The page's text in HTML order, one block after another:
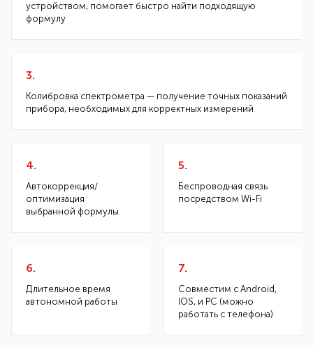
устройством, помогает быстро найти подходящую
формулу
3.
Колибровка спектрометра — получение точных показаний
прибора, необходимых для корректных измерений
4.
Автокоррекция/
оптимизация
выбранной формулы
5.
Беспроводная связь
посредством Wi-Fi
6.
Длительное время
автономной работы
7.
Совместим с Android,
IOS, и PC (можно
работать с телефона)